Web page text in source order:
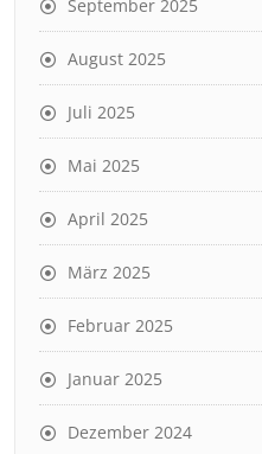
September 2025
August 2025
Juli 2025
Mai 2025
April 2025
März 2025
Februar 2025
Januar 2025
Dezember 2024